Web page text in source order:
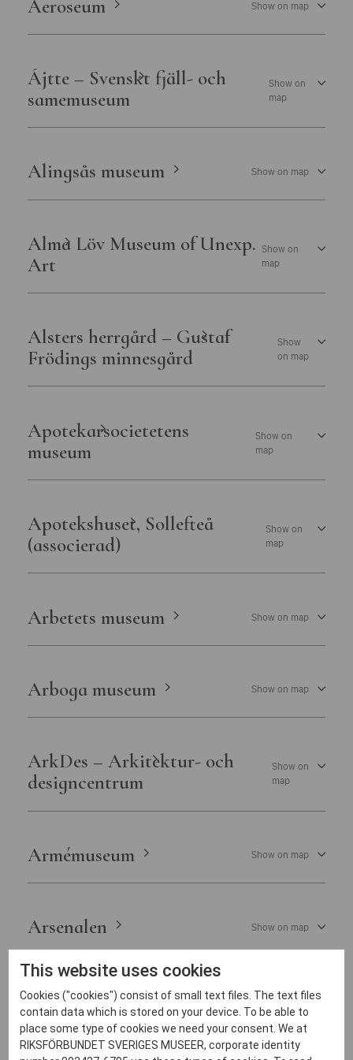
Aeroseum Show on map
Ájtte – Svenskt fjäll- och
samemuseum
Show on
map
Alingsås museum Show on map
Alma Löv Museum of Unexp.
Art
Show on
map
Alsters herrgård – Gustaf
Frödings minnesgård
Show
on map
Apotekarsocietetens
museum
Show on
map
Apotekshuset, Sollefteå
(associerad)
Show on
map
Arbetets museum Show on map
Arboga museum Show on map
ArkDes – Arkitektur- och
designcentrum
Show on
map
Armémuseum Show on map
Arsenalen Show on map
Artipelag i Gustavsberg Show on map
This website uses cookies
Cookies ("cookies") consist of small text files. The text files
contain data which is stored on your device. To be able to
place some type of cookies we need your consent. We at
RIKSFÖRBUNDET SVERIGES MUSEER, corporate identity